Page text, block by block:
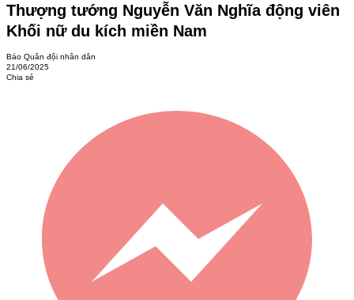
Thượng tướng Nguyễn Văn Nghĩa động viên
Khối nữ du kích miền Nam
Báo Quân đội nhân dân
21/06/2025
Chia sẻ